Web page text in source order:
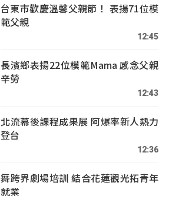
台東市歡慶溫馨父親節！ 表揚71位模
範父親
12:45
長濱鄉表揚22位模範Mama 感念父親
辛勞
12:43
北流幕後課程成果展 阿爆率新人熱力
登台
12:36
舞跨界劇場培訓 結合花蓮觀光拓青年
就業